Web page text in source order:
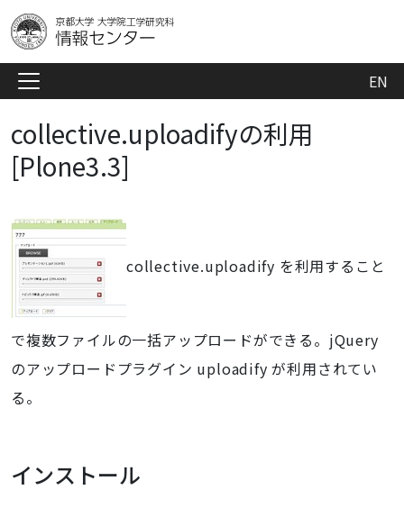
EN
collective.uploadifyの利用
[Plone3.3]
collective.uploadify を利用すること
で複数ファイルの一括アップロードができる。jQuery
のアップロードプラグイン uploadify が利用されてい
る。
インストール